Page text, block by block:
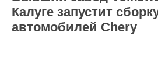
Калуге запустит
автомобилей Chery